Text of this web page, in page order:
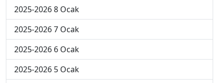
2025-2026 8 Ocak
2025-2026 7 Ocak
2025-2026 6 Ocak
2025-2026 5 Ocak